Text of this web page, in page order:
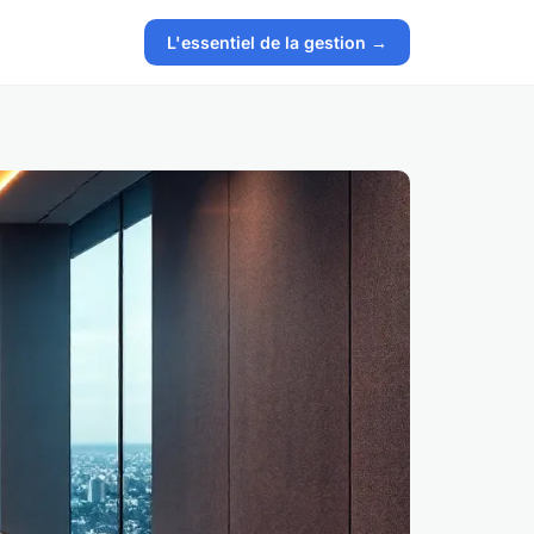
L'essentiel de la gestion →